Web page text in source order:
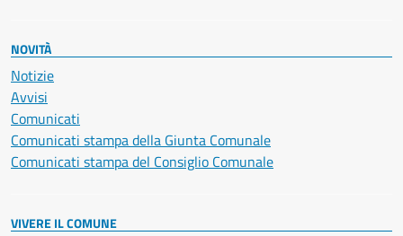
NOVITÀ
Notizie
Avvisi
Comunicati
Comunicati stampa della Giunta Comunale
Comunicati stampa del Consiglio Comunale
VIVERE IL COMUNE